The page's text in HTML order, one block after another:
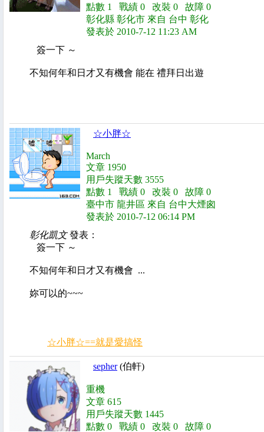
點數 1 戰績 0 改裝 0 故障 0
彰化縣 彰化市 來自 台中 彰化
發表於 2010-7-12 11:23 AM
簽一下 ～
不知何年和日才又有機會 能在 禮拜日出遊
☆小胖☆
March
文章 1950
用戶失蹤天數 3555
點數 1 戰績 0 改裝 0 故障 0
臺中市 龍井區 來自 台中大煙囪
發表於 2010-7-12 06:14 PM
彰化凱文發表：
簽一下 ～
不知何年和日才又有機會 ...
妳可以的~~~
☆小胖☆==就是愛搞怪
sepher (伯軒)
重機
文章 615
用戶失蹤天數 1445
點數 0 戰績 0 改裝 0 故障 0